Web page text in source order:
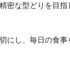
密な型どりを目指
にし、毎日の食事